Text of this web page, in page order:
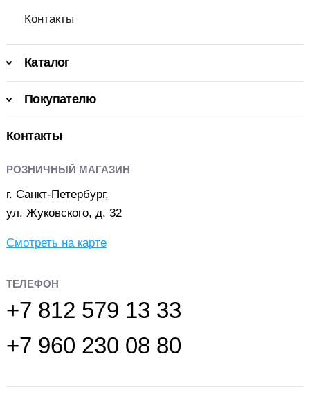
Контакты
Каталог
Покупателю
Контакты
РОЗНИЧНЫЙ МАГАЗИН
г. Санкт-Петербург,
ул. Жуковского, д. 32
Смотреть на карте
ТЕЛЕФОН
+7 812 579 13 33
+7 960 230 08 80